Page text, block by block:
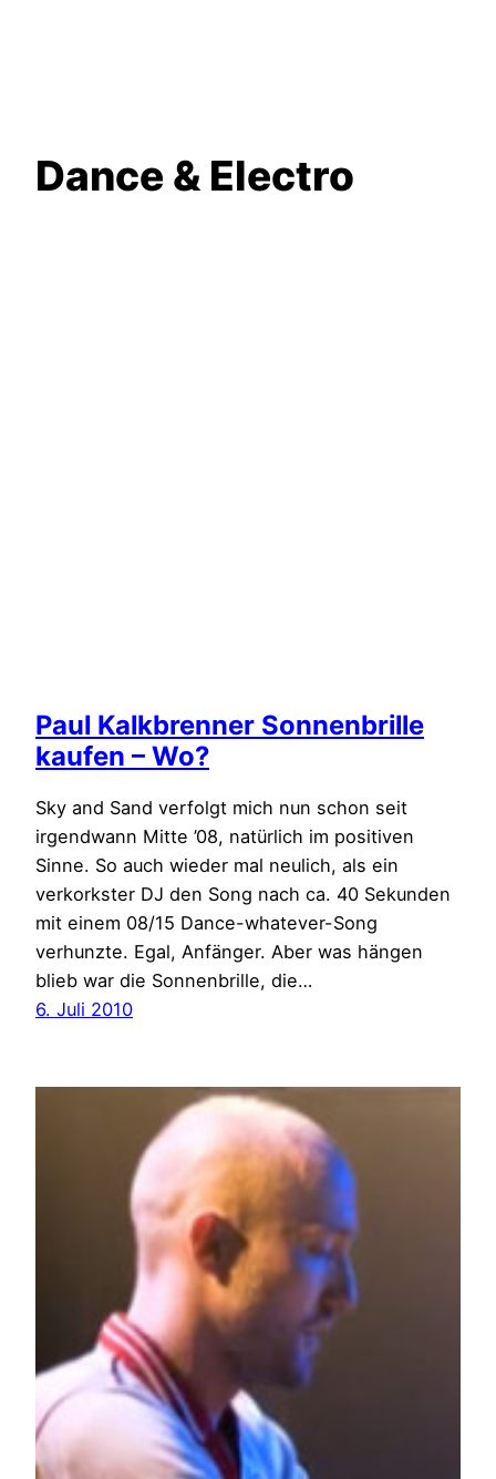
Dance & Electro
Paul Kalkbrenner Sonnenbrille
kaufen – Wo?
Sky and Sand verfolgt mich nun schon seit
irgendwann Mitte ’08, natürlich im positiven
Sinne. So auch wieder mal neulich, als ein
verkorkster DJ den Song nach ca. 40 Sekunden
mit einem 08/15 Dance-whatever-Song
verhunzte. Egal, Anfänger. Aber was hängen
blieb war die Sonnenbrille, die…
6. Juli 2010